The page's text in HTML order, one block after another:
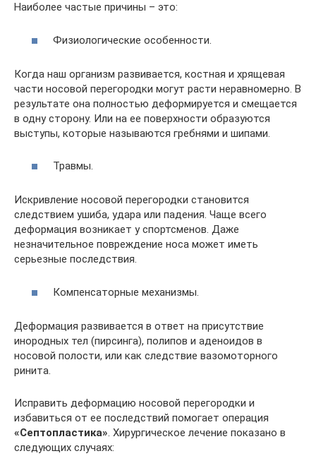
Наиболее частые причины – это:
Физиологические особенности.
Когда наш организм развивается, костная и хрящевая
части носовой перегородки могут расти неравномерно. В
результате она полностью деформируется и смещается
в одну сторону. Или на ее поверхности образуются
выступы, которые называются гребнями и шипами.
Травмы.
Искривление носовой перегородки становится
следствием ушиба, удара или падения. Чаще всего
деформация возникает у спортсменов. Даже
незначительное повреждение носа может иметь
серьезные последствия.
Компенсаторные механизмы.
Деформация развивается в ответ на присутствие
инородных тел (пирсинга), полипов и аденоидов в
носовой полости, или как следствие вазомоторного
ринита.
Исправить деформацию носовой перегородки и
избавиться от ее последствий помогает операция
«Септопластика» . Хирургическое лечение показано в
следующих случаях: